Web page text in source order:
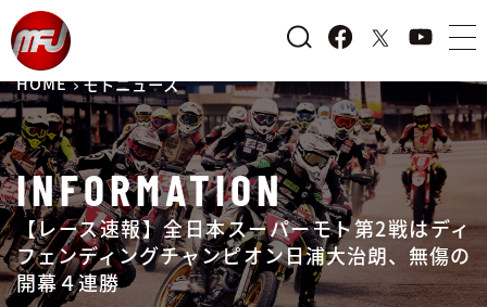
HOME モトニュース
INFORMATION
【レース速報】全日本スーパーモト第2戦はディ
フェンディングチャンピオン日浦大治朗、無傷の
開幕４連勝